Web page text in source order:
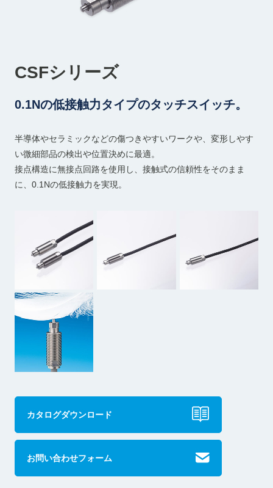
CSFシリーズ
0.1Nの低接触力タイプのタッチスイッチ。
半導体やセラミックなどの傷つきやすいワークや、変形しやす
い微細部品の検出や位置決めに最適。
接点構造に無接点回路を使用し、接触式の信頼性をそのまま
に、0.1Nの低接触力を実現。
カタログダウンロード
お問い合わせフォーム